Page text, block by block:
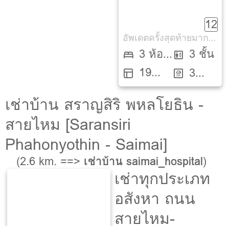
12
อัพเดตครั้งสุดท้ายมากกว่า 30 วัน
3 ห้อง
นอน19
ตรว.
3 ชั้น
3
ห้องน้ำ
เช่าบ้าน สราญสิริ พหลโยธิน -
สายไหม [Saransiri
Phahonyothin - Saimai]
(2.6 km. ==> เช่าบ้าน saimai_hospital)
เช่าทุกประเภท
อสังหา ถนน
สายไหม-